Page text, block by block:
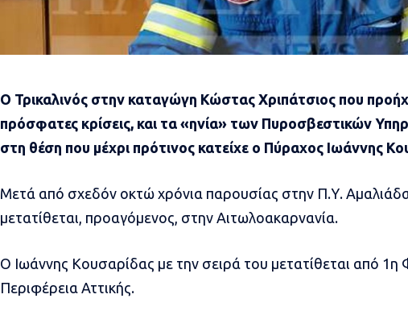
Ο Τρικαλινός στην καταγώγη Κώστας Χριπάτσιος που
πρόσφατες κρίσεις, και τα «ηνία» των Πυροσβεστικών
στη θέση που μέχρι πρότινος κατείχε ο Πύραχος Ιωάννης
Μετά από σχεδόν οκτώ χρόνια παρουσίας στην Π.Υ.
μετατίθεται, προαγόμενος, στην Αιτωλοακαρνανία.
Ο Ιωάννης Κουσαρίδας με την σειρά του μετατίθεται από
Περιφέρεια Αττικής.